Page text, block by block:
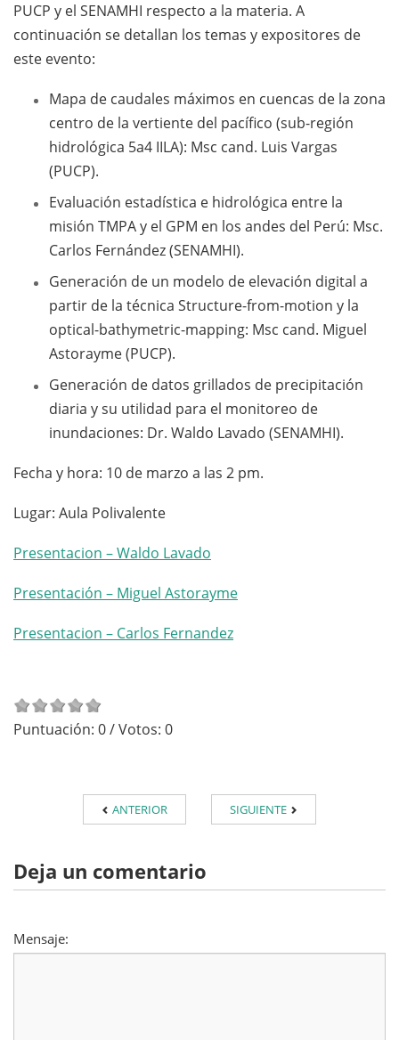
PUCP y el SENAMHI respecto a la materia. A
continuación se detallan los temas y expositores de
este evento:
Mapa de caudales máximos en cuencas de la zona
centro de la vertiente del pacífico (sub-región
hidrológica 5a4 IILA): Msc cand. Luis Vargas
(PUCP).
Evaluación estadística e hidrológica entre la
misión TMPA y el GPM en los andes del Perú: Msc.
Carlos Fernández (SENAMHI).
Generación de un modelo de elevación digital a
partir de la técnica Structure-from-motion y la
optical-bathymetric-mapping: Msc cand. Miguel
Astorayme (PUCP).
Generación de datos grillados de precipitación
diaria y su utilidad para el monitoreo de
inundaciones: Dr. Waldo Lavado (SENAMHI).
Fecha y hora: 10 de marzo a las 2 pm.
Lugar: Aula Polivalente
Presentacion – Waldo Lavado
Presentación – Miguel Astorayme
Presentacion – Carlos Fernandez
Puntuación: 0/ Votos: 0
ANTERIOR SIGUIENTE
Deja un comentario
Mensaje: